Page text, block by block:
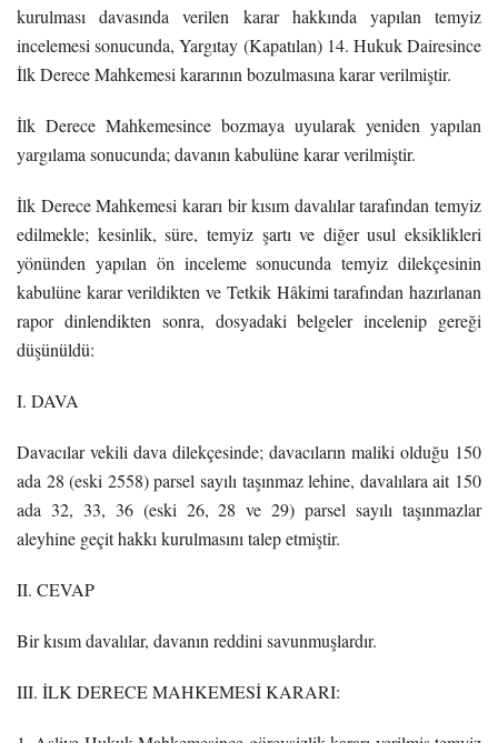
kurulması davasında verilen karar hakkında yapılan temyiz
incelemesi sonucunda, Yargıtay (Kapatılan) 14. Hukuk Dairesince
İlk Derece Mahkemesi kararının bozulmasına karar verilmiştir.
İlk Derece Mahkemesince bozmaya uyularak yeniden yapılan
yargılama sonucunda; davanın kabulüne karar verilmiştir.
İlk Derece Mahkemesi kararı bir kısım davalılar tarafından temyiz
edilmekle; kesinlik, süre, temyiz şartı ve diğer usul eksiklikleri
yönünden yapılan ön inceleme sonucunda temyiz dilekçesinin
kabulüne karar verildikten ve Tetkik Hâkimi tarafından hazırlanan
rapor dinlendikten sonra, dosyadaki belgeler incelenip gereği
düşünüldü:
I. DAVA
Davacılar vekili dava dilekçesinde; davacıların maliki olduğu 150
ada 28 (eski 2558) parsel sayılı taşınmaz lehine, davalılara ait 150
ada 32, 33, 36 (eski 26, 28 ve 29) parsel sayılı taşınmazlar
aleyhine geçit hakkı kurulmasını talep etmiştir.
II. CEVAP
Bir kısım davalılar, davanın reddini savunmuşlardır.
III. İLK DERECE MAHKEMESİ KARARI: